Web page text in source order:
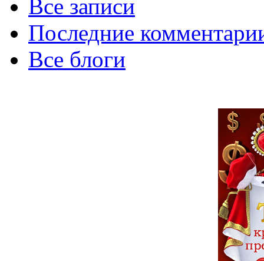
Все записи
Последние
Все блоги